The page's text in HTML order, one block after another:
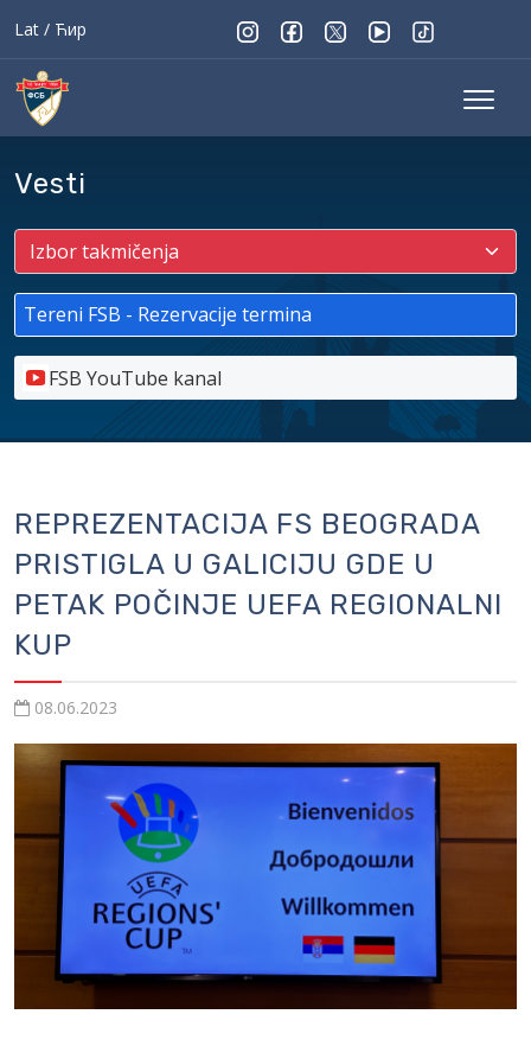
Lat / Ћир
Vesti
Tereni FSB - Rezervacije termina
FSB YouTube kanal
REPREZENTACIJA FS BEOGRADA
PRISTIGLA U GALICIJU GDE U
PETAK POČINJE UEFA REGIONALNI
KUP
08.06.2023